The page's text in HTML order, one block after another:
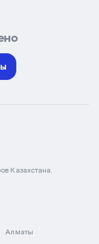
Казахстана.
Алматы